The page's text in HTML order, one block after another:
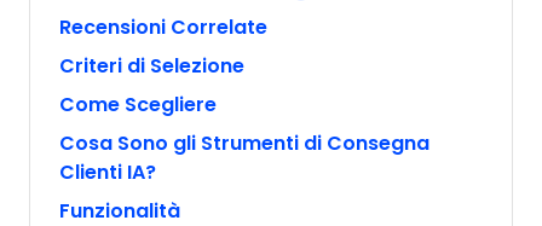
Recensioni Correlate
Criteri di Selezione
Come Scegliere
Cosa Sono gli Strumenti di Consegna
Clienti IA?
Funzionalità